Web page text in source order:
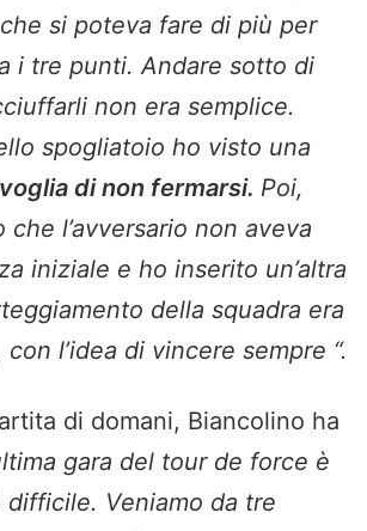
si poteva fare di più per
i tre punti. Andare sotto di
non era semplice.
spogliatoio ho visto una
di non fermarsi. Poi,
che l’avversario non aveva
iniziale e ho inserito un’altra
della squadra era
l’idea di vincere sempre “.
di domani, Biancolino ha
gara del tour de force è
difficile. Veniamo da tre